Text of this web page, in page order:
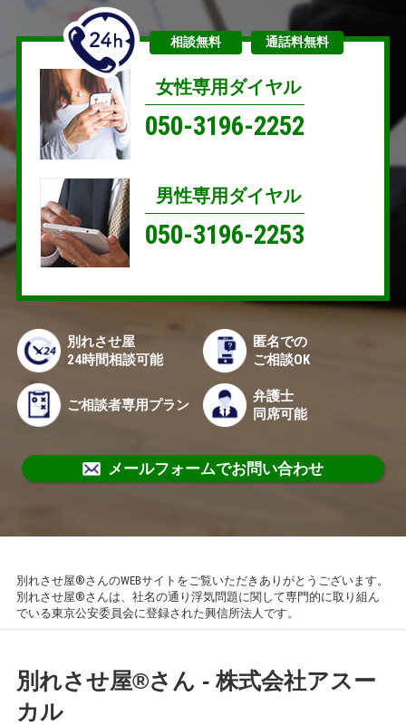
相談無料 通話料無料
女性専用ダイヤル
050-3196-2252
男性専用ダイヤル
050-3196-2253
別れさせ屋
24時間相談可能
匿名での
ご相談OK
ご相談者専用プラン
弁護士
同席可能
メールフォームでお問い合わせ
別れさせ屋®さんのWEBサイトをご覧いただきありがとうございます。
別れさせ屋®さんは、社名の通り浮気問題に関して専門的に取り組ん
でいる東京公安委員会に登録された興信所法人です。
別れさせ屋®さん - 株式会社アスー
カル